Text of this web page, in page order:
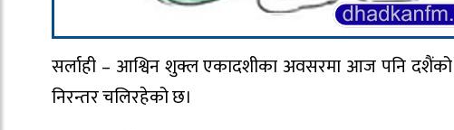
सर्लाही – आश्विन शुक्ल एकादशीका अवसरमा आज पनि दशैंको
निरन्तर चलिरहेको छ।